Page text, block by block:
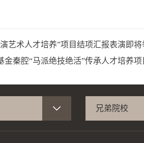
艺术人才培养”项目结项汇报表演即将
金秦腔“马派绝技绝活”传承人才培养
兄弟院校